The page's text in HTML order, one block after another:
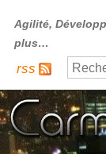
Agilité,
plus…
rss